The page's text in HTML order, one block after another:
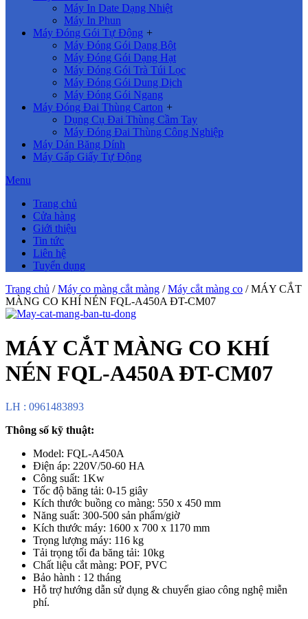
Máy In Date Dạng Nhiệt
Máy In Phun
Máy Đóng Gói Tự Động +
Máy Đóng Gói Dạng Bột
Máy Đóng Gói Dạng Hạt
Máy Đóng Gói Trà Túi Lọc
Máy Đóng Gói Dung Dịch
Máy Đóng Gói Ngang
Máy Đóng Đai Thùng Carton +
Dụng Cụ Đai Thùng Cầm Tay
Máy Đóng Đai Thùng Công Nghiệp
Máy Dán Băng Dính
Máy Gấp Giấy Tự Động
Menu
Trang chủ
Cửa hàng
Giới thiệu
Tin tức
Liên hệ
Tuyển dụng
Trang chủ /Máy co màng cắt màng /Máy cắt màng co / MÁY CẮT
MÀNG CO KHÍ NÉN FQL-A450A ĐT-CM07
MÁY CẮT MÀNG CO KHÍ
NÉN FQL-A450A ĐT-CM07
LH : 0961483893
Thông số kỹ thuật:
Model: FQL-A450A
Điện áp: 220V/50-60 HA
Công suất: 1Kw
Tốc độ băng tải: 0-15 giây
Kích thước buồng co màng: 550 x 450 mm
Năng suất: 300-500 sản phẩm/giờ
Kích thước máy: 1600 x 700 x 1170 mm
Trọng lượng máy: 116 kg
Tải trọng tối đa băng tải: 10kg
Chất liệu cắt màng: POF, PVC
Bảo hành : 12 tháng
Hỗ trợ hướng dẫn sử dụng & chuyển giao công nghệ miễn
phí.